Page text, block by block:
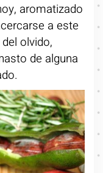
aromatizado
a este
olvido,
de alguna